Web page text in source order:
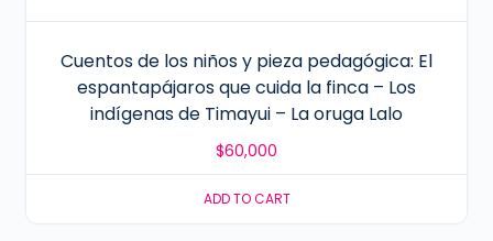
Cuentos de los niños y pieza pedagógica: El
espantapájaros que cuida la finca – Los
indígenas de Timayui – La oruga Lalo
$60,000
ADD TO CART